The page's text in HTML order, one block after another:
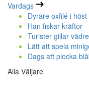
Vardags
Dyrare oxfilé i höst
Han fiskar kräftor
Turister gillar
Lätt att spela
Dags att plocka
Alla Väljare